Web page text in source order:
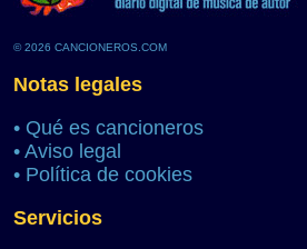
© 2026 CANCIONEROS.COM
Notas legales
• Qué es cancioneros
• Aviso legal
• Política de cookies
Servicios